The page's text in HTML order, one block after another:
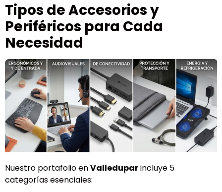
Tipos de Accesorios y
Periféricos para Cada
Necesidad
Nuestro portafolio enValleduparincluye 5
categorías esenciales: